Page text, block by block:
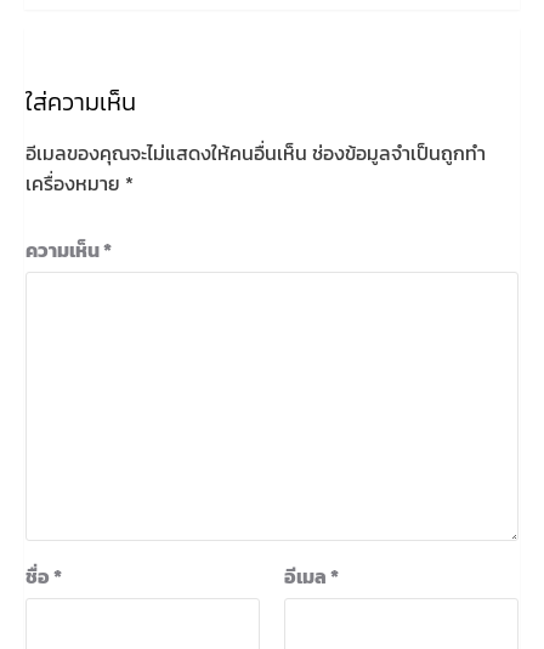
ใส่ความเห็น
อีเมลของคุณจะไม่แสดงให้คนอื่นเห็น ช่องข้อมูลจำเป็นถูกทำ
เครื่องหมาย *
ความเห็น*
ชื่อ* อีเมล*